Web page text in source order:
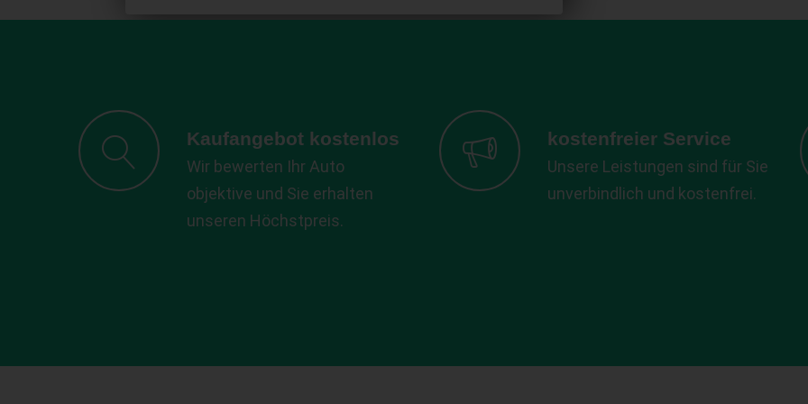
Kaufangebot kostenlos
Wir bewerten Ihr Auto
objektive und Sie erhalten
unseren Höchstpreis.
kostenfreier Service
Unsere Leistungen sind für Sie
unverbindlich und kostenfrei.